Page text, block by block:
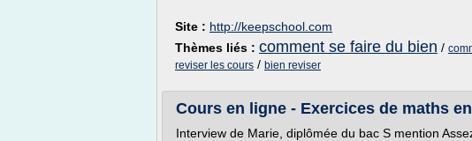
Site : http://keepschool.com
Thèmes liés : comment se faire du bien /
reviser les cours / bien reviser
Cours en ligne - Exercices de maths
Interview de Marie, diplômée du bac S mention